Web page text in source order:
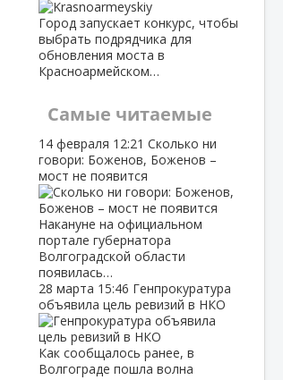
Город запускает конкурс, чтобы
выбрать подрядчика для
обновления моста в
Красноармейском…
Самые читаемые
14 февраля 12:21 Сколько ни
говори: Боженов, Боженов –
мост не появится
Накануне на официальном
портале губернатора
Волгоградской области
появилась…
28 марта 15:46 Генпрокуратура
объявила цель ревизий в НКО
Как сообщалось ранее, в
Волгограде пошла волна